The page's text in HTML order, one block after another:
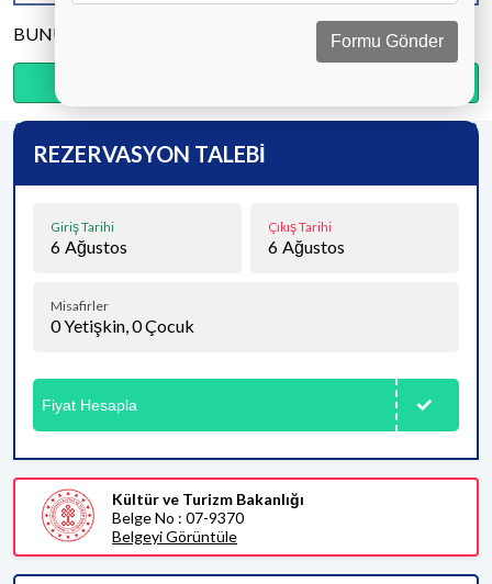
BUNU PAYLAŞ
REZERVASYON TALEBİ
Giriş Tarihi
6 Ağustos
Çıkış Tarihi
6 Ağustos
Misafirler
0Yetişkin,0Çocuk
Fiyat Hesapla
Kültür ve Turizm Bakanlığı
Belge No : 07-9370
Belgeyi Görüntüle
Formu Gönder